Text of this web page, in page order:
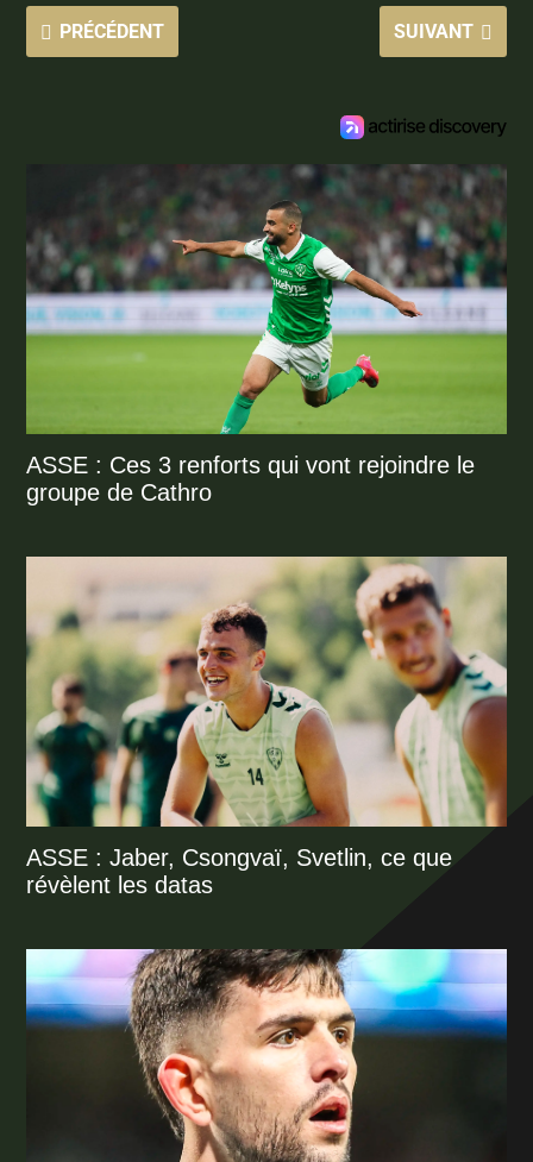
PRÉCÉDENT SUIVANT
ASSE : Ces 3 renforts qui vont rejoindre le
groupe de Cathro
ASSE : Jaber, Csongvaï, Svetlin, ce que
révèlent les datas